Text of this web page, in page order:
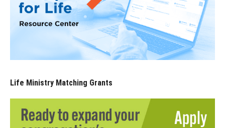
Life Ministry Matching Grants